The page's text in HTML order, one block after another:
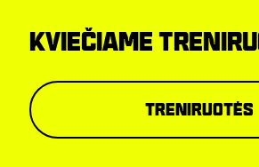
KVIEČIAME
Treniruotės